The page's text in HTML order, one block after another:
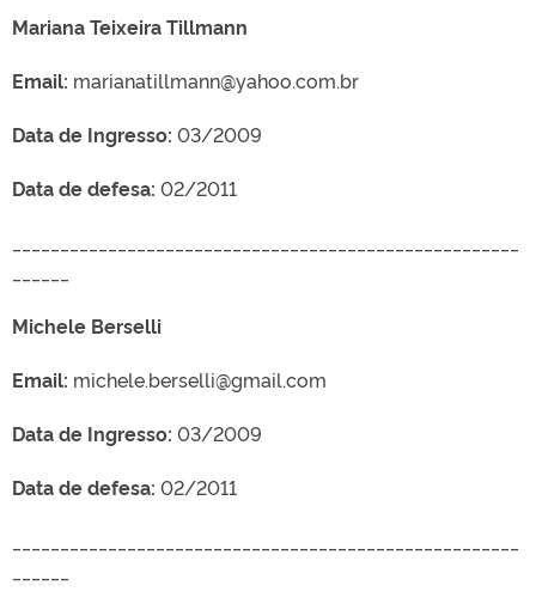
Mariana Teixeira Tillmann
Email: marianatillmann@yahoo.com.br
Data de Ingresso: 03/2009
Data de defesa: 02/2011
Michele Berselli
Email: michele.berselli@gmail.com
Data de Ingresso: 03/2009
Data de defesa: 02/2011